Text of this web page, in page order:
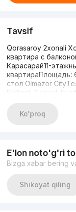
Tavsif
Qorasaroy 2xonali
квартира с
Карасарай11-
квартираПлощадь:
стол Olmazor
Balkonli 2 xonali
kvartiraMaydoni: 64
stoliTelefon: +998 99
Ko'proq
E'lon noto'g'ri
Bizga xabar bering
Shikoyat qiling